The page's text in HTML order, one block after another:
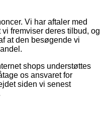
Vi har aftaler med
fremviser deres tilbud, og
at den besøgende vi
shops understøttes
os ansvaret for
siden vi senest